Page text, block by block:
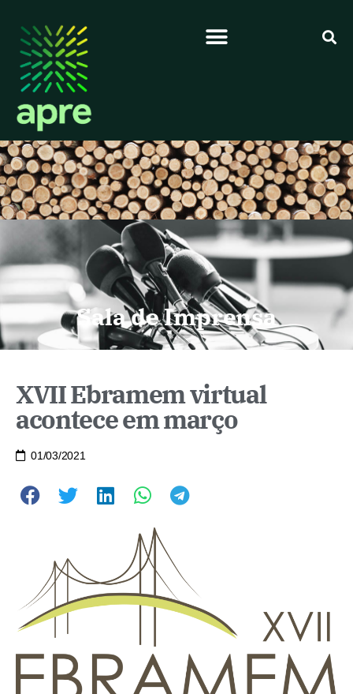
Sala de Imprensa
XVII Ebramem virtual
acontece em março
01/03/2021